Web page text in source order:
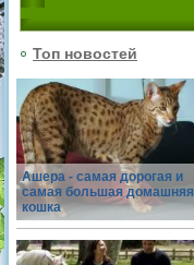
Топ новостей
Ашера - самая дорогая и
самая большая домашняя
кошка